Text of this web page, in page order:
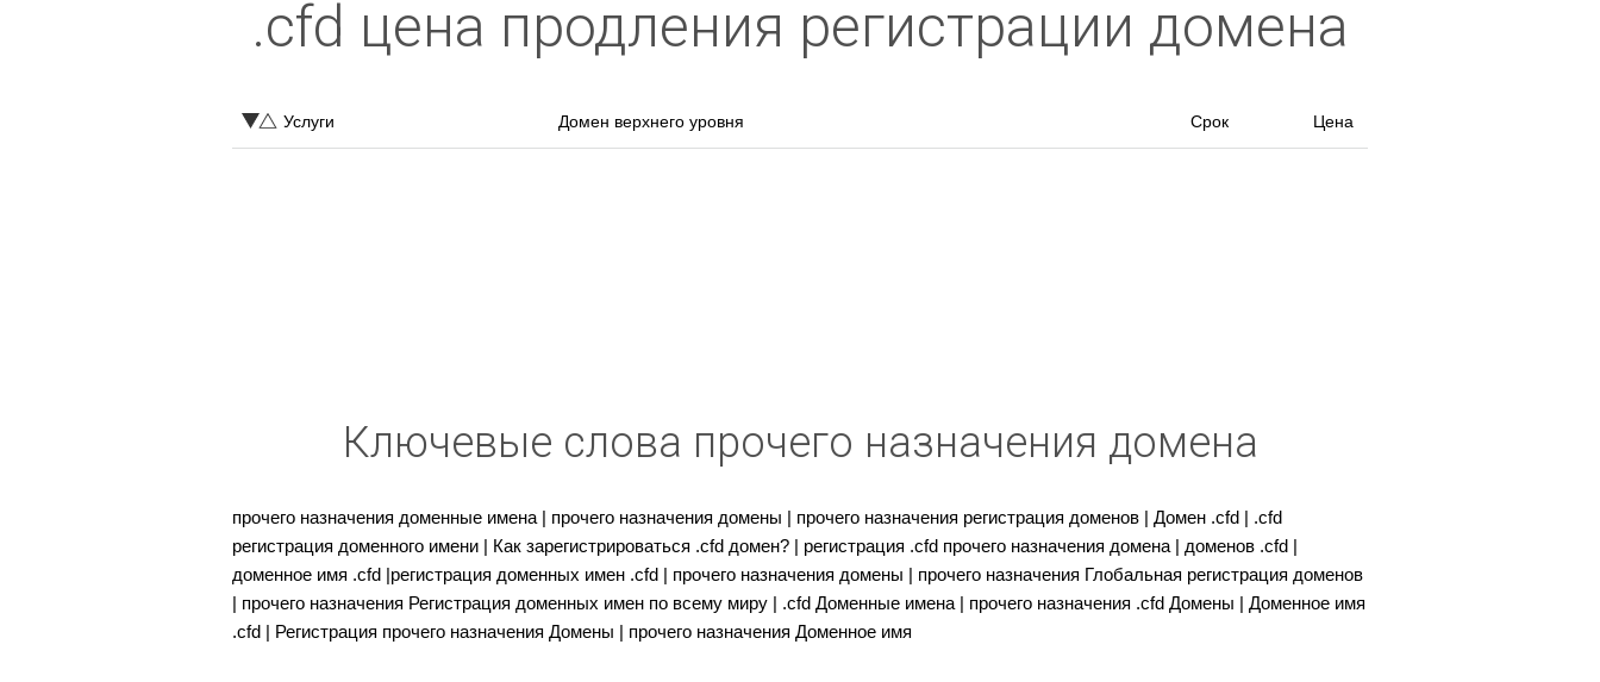
.cfd цена продления регистрации домена
Услуги Домен верхнего уровня Срок Цена
Ключевые слова прочего назначения домена
прочего назначения доменные имена | прочего назначения домены | прочего назначения регистрация доменов | Домен .cfd | .cfd
регистрация доменного имени | Как зарегистрироваться .cfd домен? | регистрация .cfd прочего назначения домена | доменов .cfd |
доменное имя .cfd |регистрация доменных имен .cfd | прочего назначения домены | прочего назначения Глобальная регистрация доменов
| прочего назначения Регистрация доменных имен по всему миру | .cfd Доменные имена | прочего назначения .cfd Домены | Доменное имя
.cfd | Регистрация прочего назначения Домены | прочего назначения Доменное имя